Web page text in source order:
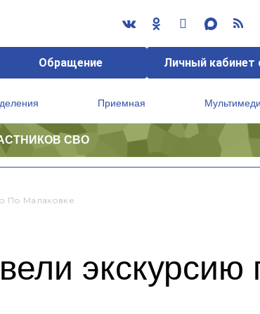
Обращение Личный кабинет
Приемная
СВО
По Малаховке
экскурсию